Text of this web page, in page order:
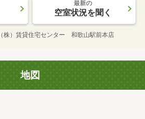
最新の
空室状況を聞く
（株）賃貸住宅センター 和歌山駅前本店
地図